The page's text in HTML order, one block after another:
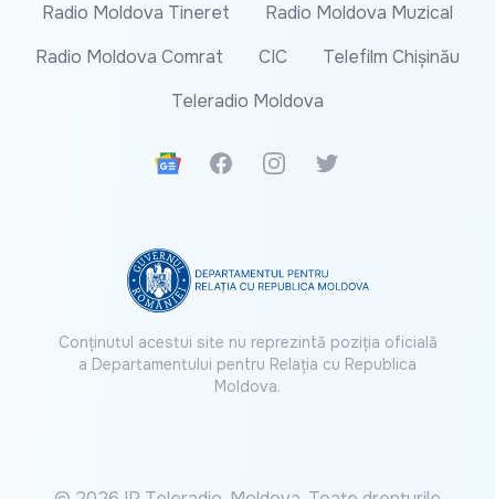
Radio Moldova Tineret
Radio Moldova Muzical
Radio Moldova Comrat
CIC
Telefilm Chișinău
Teleradio Moldova
Google News
FacebookInstagramTwitter
Conținutul acestui site nu reprezintă poziția oficială
a Departamentului pentru Relația cu Republica
Moldova.